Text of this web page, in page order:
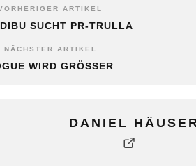
ARTIKEL
SUCHT PR-TRULLA
NÄCHSTER ARTIKEL
WIRD GRÖSSER
DANIEL